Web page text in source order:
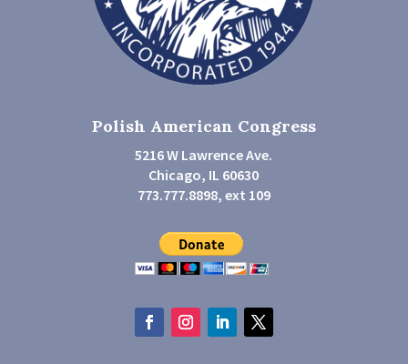
Polish American Congress
5216 W Lawrence Ave.
Chicago, IL 60630
773.777.8898, ext 109